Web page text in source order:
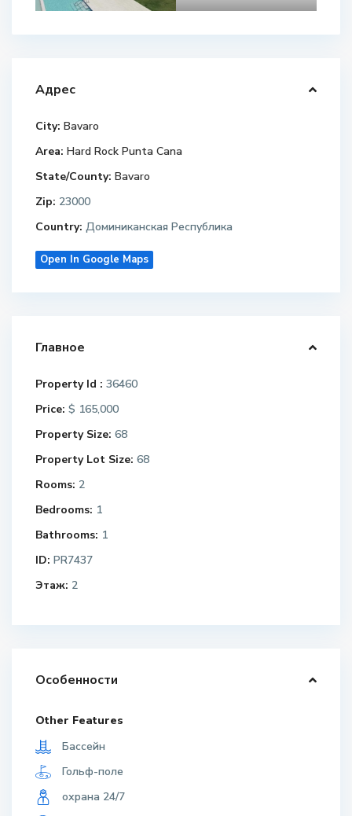
Адрес
City: Bavaro
Area: Hard Rock Punta Cana
State/County: Bavaro
Zip: 23000
Country: Доминиканская Республика
Open In Google Maps
Главное
Property Id : 36460
Price: $ 165,000
Property Size: 68
Property Lot Size: 68
Rooms: 2
Bedrooms: 1
Bathrooms: 1
ID: PR7437
Этаж: 2
Особенности
Other Features
Бассейн
Гольф-поле
охрана 24/7